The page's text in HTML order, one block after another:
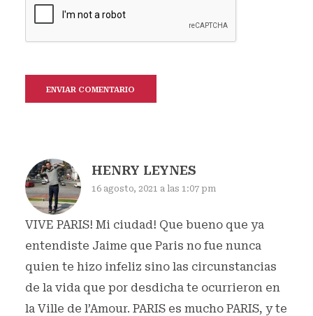
HENRY LEYNES
16 agosto, 2021 a las 1:07 pm
VIVE PARIS! Mi ciudad! Que bueno que ya
entendiste Jaime que Paris no fue nunca
quien te hizo infeliz sino las circunstancias
de la vida que por desdicha te ocurrieron en
la Ville de l’Amour. PARIS es mucho PARIS, y te